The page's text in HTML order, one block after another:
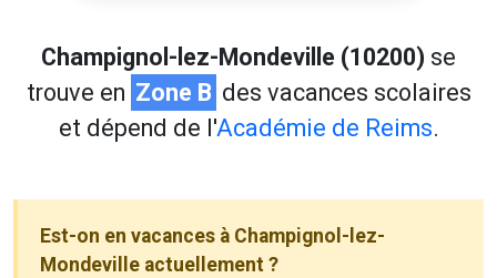
Champignol-lez-Mondeville (10200) se
trouve en Zone B des vacances scolaires
et dépend de l'Académie de Reims.
Est-on en vacances à Champignol-lez-
Mondeville actuellement ?